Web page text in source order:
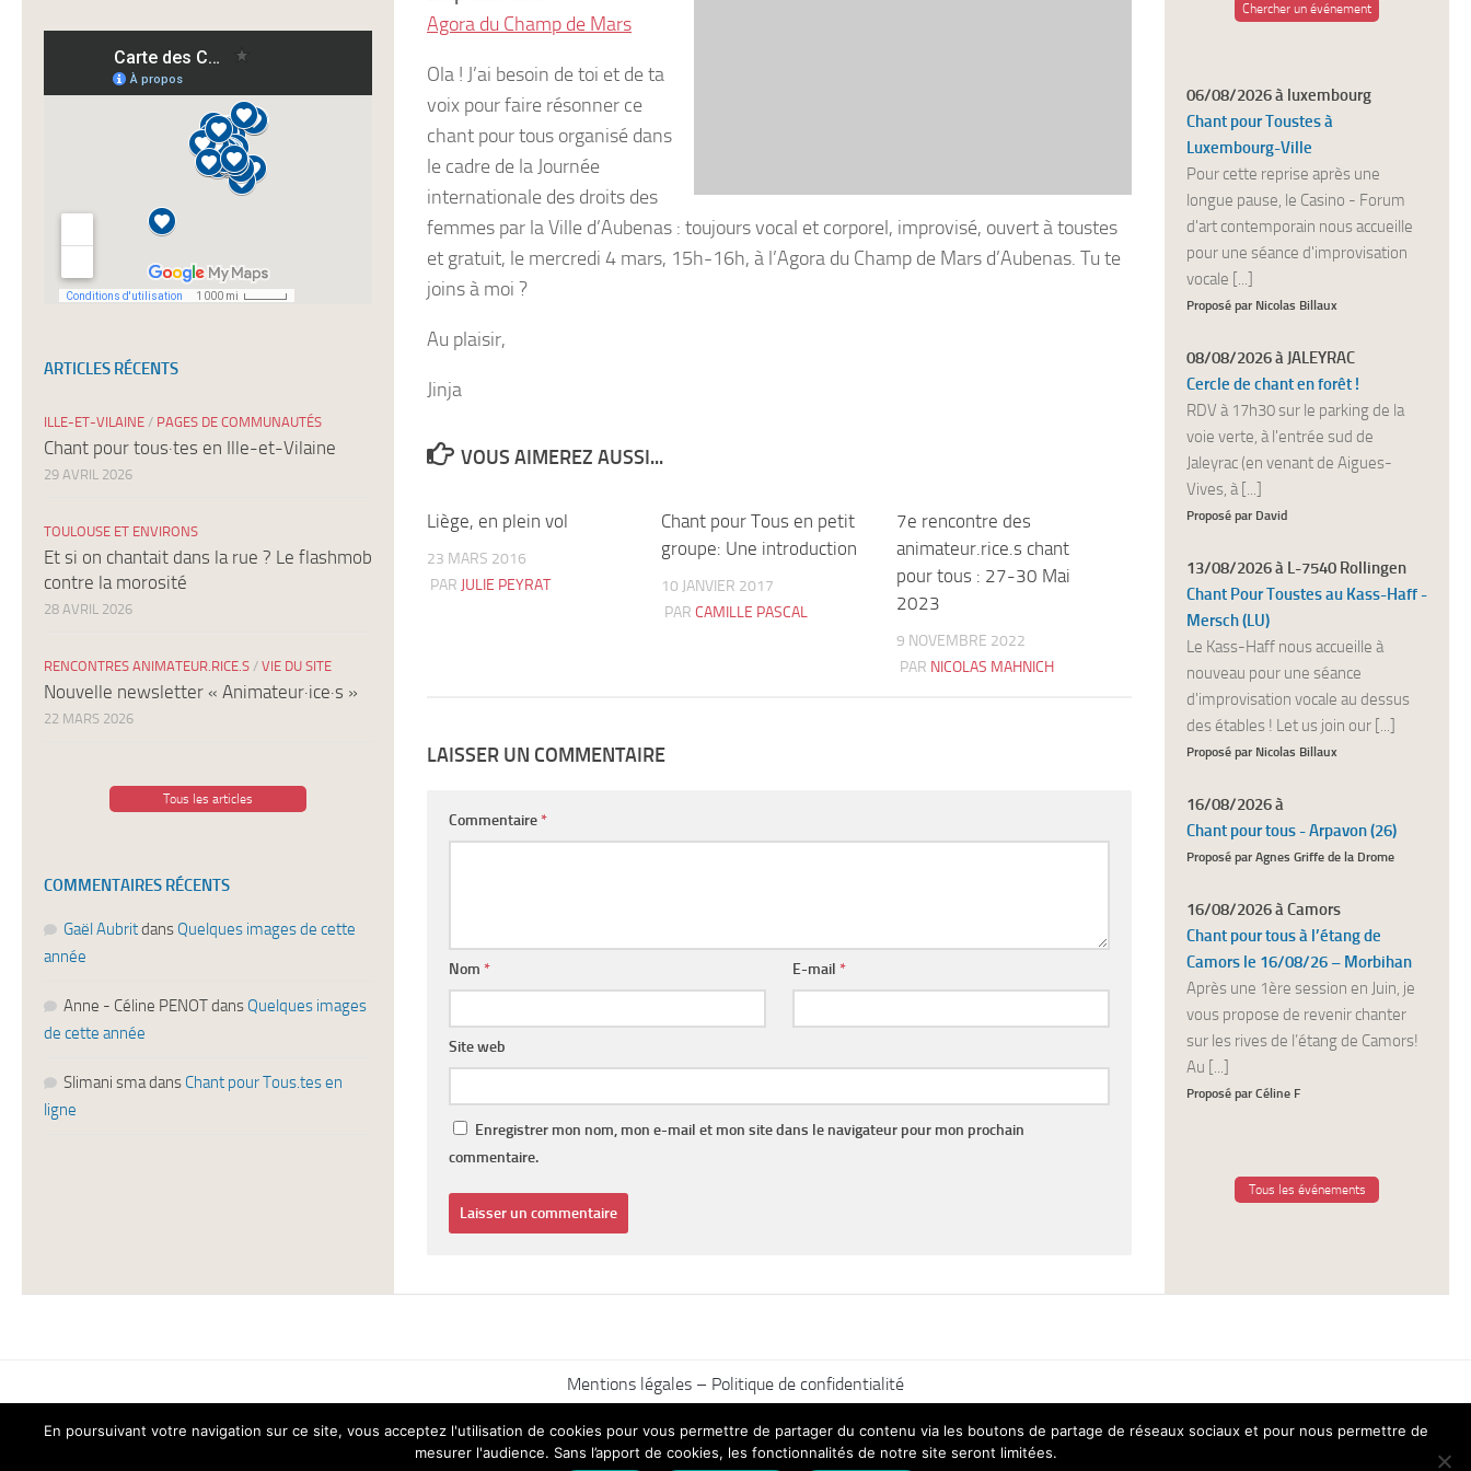
Agora du Champ de Mars
Ola ! J’ai besoin de toi et de ta
voix pour faire résonner ce
chant pour tous organisé dans
le cadre de la Journée
internationale des droits des
femmes par la Ville d’Aubenas : toujours vocal et corporel, improvisé, ouvert à toustes
et gratuit, le mercredi 4 mars, 15h-16h, à l’Agora du Champ de Mars d’Aubenas. Tu te
joins à moi ?
Au plaisir,
Jinja
VOUS AIMEREZ AUSSI...
Liège, en plein vol
23 MARS 2016
PAR JULIE PEYRAT
Chant pour Tous en petit
groupe: Une introduction
10 JANVIER 2017
PARCAMILLE PASCAL
7e rencontre des
animateur.rice.s chant
pour tous : 27-30 Mai
2023
9 NOVEMBRE 2022
PAR NICOLAS MAHNICH
LAISSER UN COMMENTAIRE
Commentaire *
Nom * E-mail *
Site web
Enregistrer mon nom, mon e-mail et mon site dans le navigateur pour mon prochain
commentaire.
newsletters
ARTICLES RÉCENTS
ILLE-ET-VILAINE / PAGES DE COMMUNAUTÉS
Chant pour tous·tes en Ille-et-Vilaine
29 AVRIL 2026
TOULOUSE ET ENVIRONS
Et si on chantait dans la rue ? Le flashmob
contre la morosité
28 AVRIL 2026
RENCONTRES ANIMATEUR.RICE.S / VIE DU SITE
Nouvelle newsletter « Animateur·ice·s »
22 MARS 2026
Tous les articles
COMMENTAIRES RÉCENTS
Gaël Aubritdans Quelques images de cette
année
Anne - Céline PENOTdans Quelques images
de cette année
Slimani smadans Chant pour Tous.tes en
ligne
Chercher un événement
06/08/2026 à luxembourg
Chant pour Toustes à
Luxembourg-Ville
Pour cette reprise après une
longue pause, le Casino - Forum
d'art contemporain nous accueille
pour une séance d'improvisation
vocale [...]
Proposé par Nicolas Billaux
08/08/2026 à JALEYRAC
Cercle de chant en forêt !
RDV à 17h30 sur le parking de la
voie verte, à l'entrée sud de
Jaleyrac (en venant de Aigues-
Vives, à [...]
Proposé par David
13/08/2026 à L-7540 Rollingen
Chant Pour Toustes au Kass-Haff -
Mersch (LU)
Le Kass-Haff nous accueille à
nouveau pour une séance
d'improvisation vocale au dessus
des étables ! Let us join our [...]
Proposé par Nicolas Billaux
16/08/2026 à
Chant pour tous - Arpavon (26)
Proposé par Agnes Griffe de la Drome
16/08/2026 à Camors
Chant pour tous à l’étang de
Camors le 16/08/26 – Morbihan
Après une 1ère session en Juin, je
vous propose de revenir chanter
sur les rives de l’étang de Camors!
Au [...]
Proposé par Céline F
Tous les événements
Mentions légales – Politique de confidentialité
En poursuivant votre navigation sur ce site, vous acceptez l'utilisation de cookies pour vous permettre de partager du contenu via les boutons de partage de réseaux sociaux et pour nous permettre de
mesurer l'audience. Sans l’apport de cookies, les fonctionnalités de notre site seront limitées.